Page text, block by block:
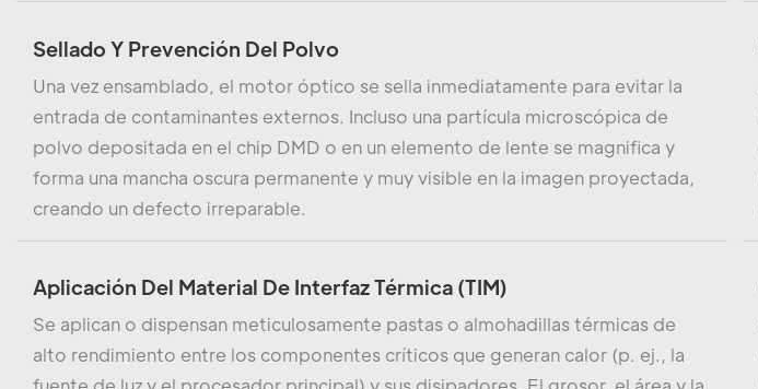
Sellado Y Prevención Del Polvo
Una vez ensamblado, el motor óptico se sella inmediatamente para evitar la
entrada de contaminantes externos. Incluso una partícula microscópica de
polvo depositada en el chip DMD o en un elemento de lente se magnifica y
forma una mancha oscura permanente y muy visible en la imagen proyectada,
creando un defecto irreparable.
Aplicación Del Material De Interfaz Térmica (TIM)
Se aplican o dispensan meticulosamente pastas o almohadillas térmicas de
alto rendimiento entre los componentes críticos que generan calor (p. ej., la